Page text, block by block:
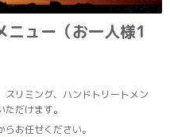
ニュー（お一人様1
スリミング、ハンドトリートメン
だけます。
お任せください。